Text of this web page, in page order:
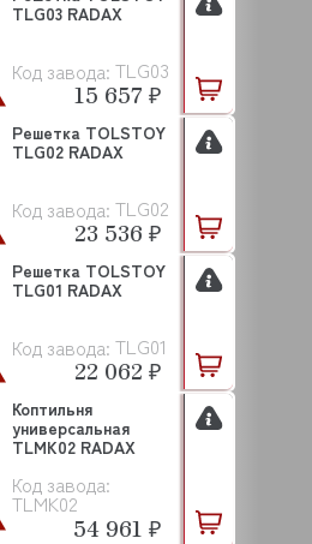
Код завода: TLG03
TLG03 RADAX
15 657 ₽
Код завода: TLG02
Решетка TOLSTOY
TLG02 RADAX
23 536 ₽
Код завода: TLG01
Решетка TOLSTOY
TLG01 RADAX
22 062 ₽
Код завода:
TLMK02
Коптильня
универсальная
TLMK02 RADAX
54 961 ₽